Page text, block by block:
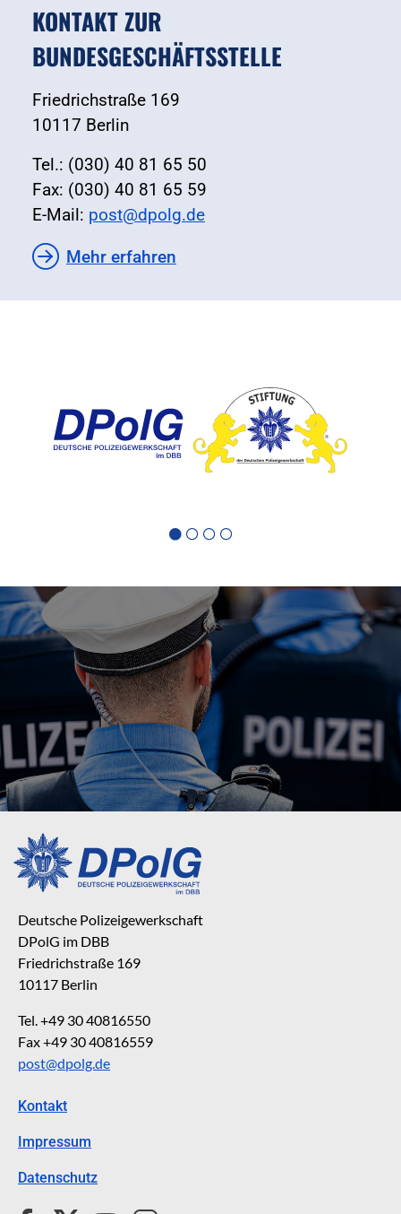
KONTAKT ZUR
BUNDESGESCHÄFTSSTELLE
Friedrichstraße 169
10117 Berlin
Tel.: (030) 40 81 65 50
Fax: (030) 40 81 65 59
E-Mail: post@dpolg.de
Mehr erfahren
Deutsche Polizeigewerkschaft
DPolG im DBB
Friedrichstraße 169
10117 Berlin
Tel. +49 30 40816550
Fax +49 30 40816559
post@dpolg.de
Kontakt
Impressum
Datenschutz